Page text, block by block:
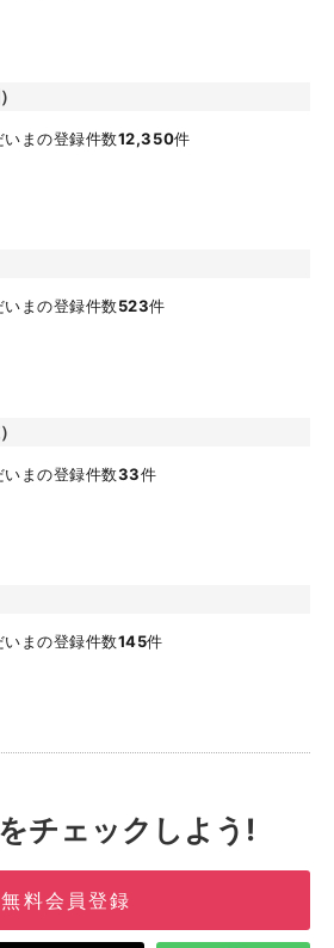
いまの登録件数12,350件
いまの登録件数523件
いまの登録件数33件
いまの登録件数145件
チェックしよう!
無料会員登録